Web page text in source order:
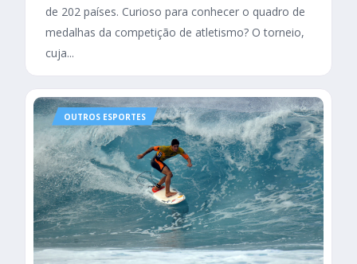
de 202 países. Curioso para conhecer o quadro de
medalhas da competição de atletismo? O torneio,
cuja...
OUTROS ESPORTES